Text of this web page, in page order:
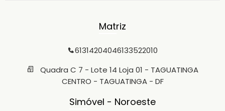
Matriz
61314204046133522010
Quadra C 7 - Lote 14 Loja 01 - TAGUATINGA
CENTRO - TAGUATINGA - DF
Simóvel - Noroeste